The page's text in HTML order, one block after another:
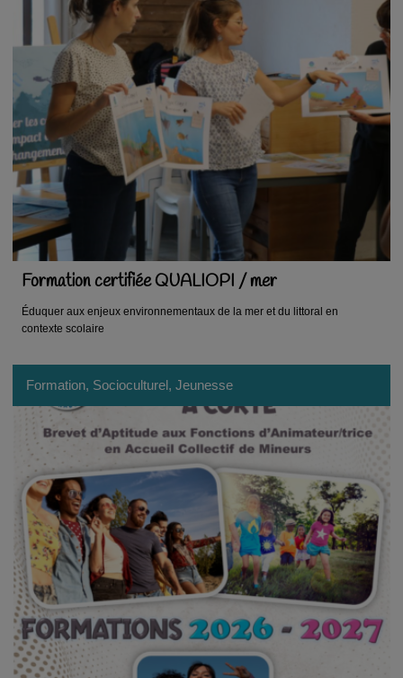
Formation certifiée QUALIOPI / mer
Éduquer aux enjeux environnementaux de la mer et du littoral en
contexte scolaire
Formation, Socioculturel, Jeunesse